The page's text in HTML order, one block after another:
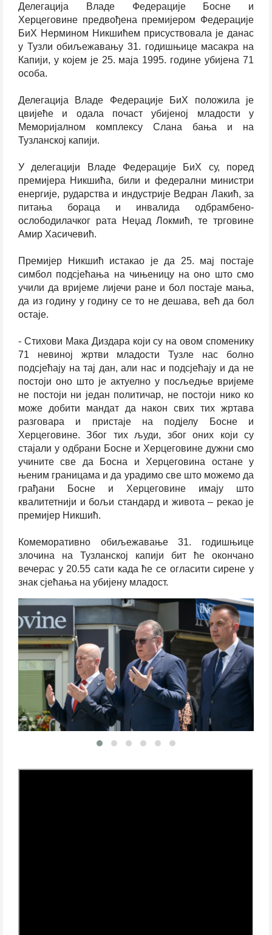
Делегација Владе Федерације Босне и
Херцеговине предвођена премијером Федерације
БиХ Нермином Никшићем присуствовала је данас
у Тузли обиљежавању 31. годишњице масакра на
Капији, у којем је 25. маја 1995. године убијена 71
особа.
Делегација Владе Федерације БиХ положила је
цвијеће и одала почаст убијеној младости у
Меморијалном комплексу Слана бања и на
Тузланској капији.
У делегацији Владе Федерације БиХ су, поред
премијера Никшића, били и федерални министри
енергије, рударства и индустрије Ведран Лакић, за
питања бораца и инвалида одбрамбено-
ослободилачког рата Неџад Локмић, те трговине
Амир Хасичевић.
Премијер Никшић истакао је да 25. мај постаје
симбол подсјећања на чињеницу на оно што смо
учили да вријеме лијечи ране и бол постаје мања,
да из годину у годину се то не дешава, већ да бол
остаје.
- Стихови Мака Диздара који су на овом споменику
71 невиној жртви младости Тузле нас болно
подсјећају на тај дан, али нас и подсјећају и да не
постоји оно што је актуелно у посљедње вријеме
не постоји ни један политичар, не постоји нико ко
може добити мандат да након свих тих жртава
разговара и пристаје на под‌јелу Босне и
Херцеговине. Због тих људи, због оних који су
стајали у одбрани Босне и Херцеговине дужни смо
учините све да Босна и Херцеговина остане у
њеним границама и да урадимо све што можемо да
грађани Босне и Херцеговине имају што
квалитетнији и бољи стандард и живота – рекао је
премијер Никшић.
Комеморативно обиљежавање 31. годишњице
злочина на Тузланској капији бит ће окончано
вечерас у 20.55 сати када ће се огласити сирене у
знак сјећања на убијену младост.